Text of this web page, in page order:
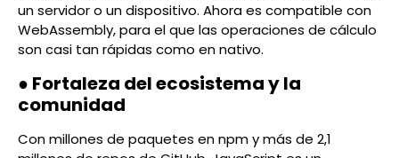
un servidor o un dispositivo. Ahora es compatible con
WebAssembly, para el que las operaciones de cálculo
son casi tan rápidas como en nativo.
● Fortaleza del ecosistema y la
comunidad
Con millones de paquetes en npm y más de 2,1